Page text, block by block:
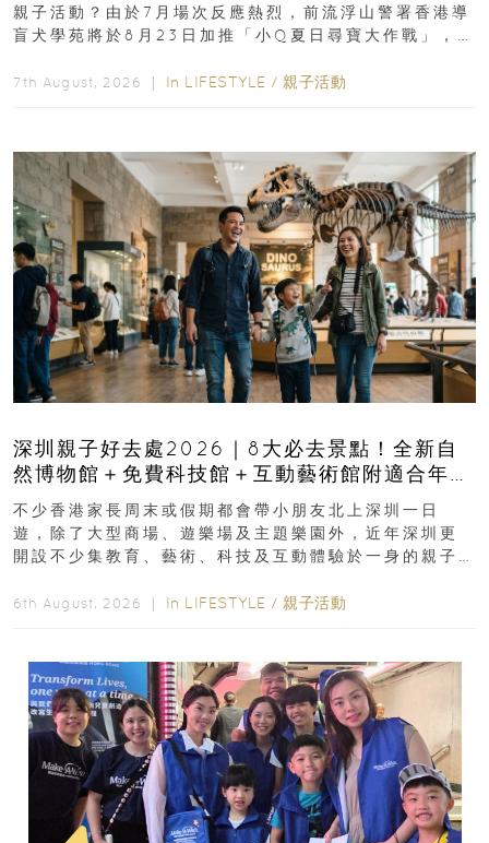
親子活動？由於7月場次反應熱烈，前流浮山警署香港導
盲犬學苑將於8月23日加推「小Q夏日尋寶大作戰」，家
7th August, 2026 ｜ In LIFESTYLE / 親子活動
深圳親子好去處2026｜8大必去景點！全新自
然博物館＋免費科技館＋互動藝術館附適合年
齡、交通、門票、開放時間
不少香港家長周末或假期都會帶小朋友北上深圳一日
遊，除了大型商場、遊樂場及主題樂園外，近年深圳更
開設不少集教育、藝術、科技及互動體驗於一身的親子
6th August, 2026 ｜ In LIFESTYLE / 親子活動